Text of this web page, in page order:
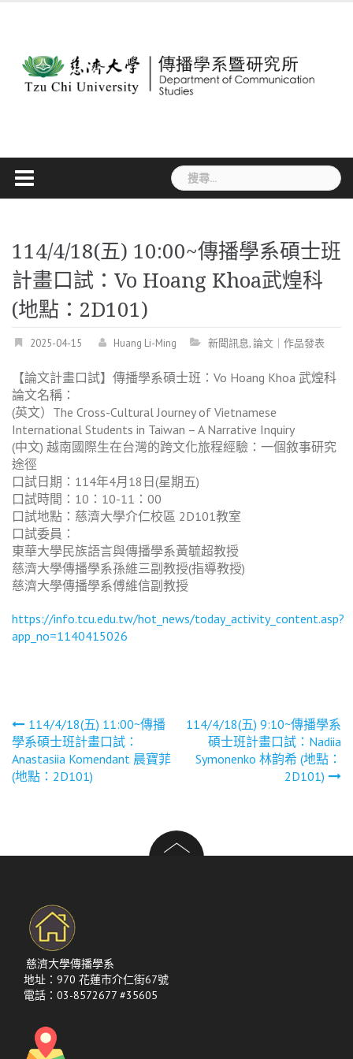
搜
尋
字:
114/4/18(五) 10:00~傳播學系碩士班
計畫口試：Vo Hoang Khoa武煌科
(地點：2D101)
2025-04-15 Huang Li-Ming 新聞訊息,論文｜作品發表
【論文計畫口試】傳播學系碩士班：Vo Hoang Khoa 武煌科
論文名稱：
(英文）The Cross-Cultural Journey of Vietnamese
International Students in Taiwan – A Narrative Inquiry
(中文) 越南國際生在台灣的跨文化旅程經驗：一個敘事研究
途徑
口試日期：114年4月18日(星期五)
口試時間：10：10-11：00
口試地點：慈濟大學介仁校區 2D101教室
口試委員：
東華大學民族語言與傳播學系黃毓超教授
慈濟大學傳播學系孫維三副教授(指導教授)
慈濟大學傳播學系傅維信副教授
https://info.tcu.edu.tw/hot_news/today_activity_content.asp?
app_no=1140415026
文
章
114/4/18(五) 11:00~傳播
學系碩士班計畫口試：
Anastasiia Komendant 晨寶菲
(地點：2D101)
114/4/18(五) 9:10~傳播學系
碩士班計畫口試：Nadiia
Symonenko 林韵希 (地點：
2D101)
慈濟大學傳播學系
地址：970 花蓮市介仁街67號
電話：03-8572677 #35605